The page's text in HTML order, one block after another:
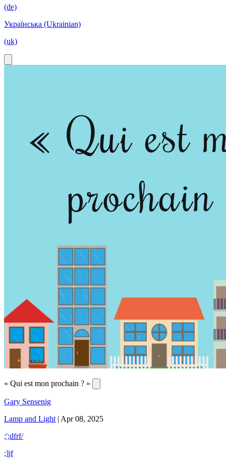
(de)
Українська (Ukrainian)
(uk)
« Qui est mon prochain ? »
Gary Sensenig
Lamp and Light | Apr 08, 2025
;';dfrf/
;]jf